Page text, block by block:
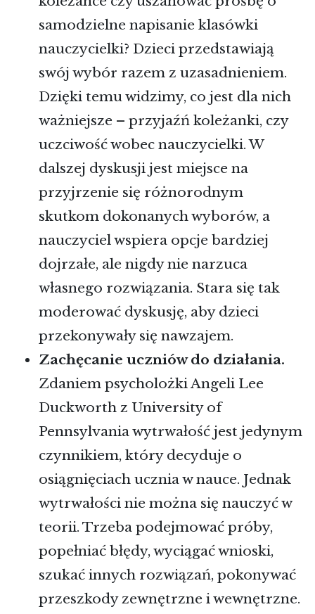
samodzielne napisanie klasówki
nauczycielki? Dzieci przedstawiają
swój wybór razem z uzasadnieniem.
Dzięki temu widzimy, co jest dla nich
ważniejsze – przyjaźń koleżanki, czy
uczciwość wobec nauczycielki. W
dalszej dyskusji jest miejsce na
przyjrzenie się różnorodnym
skutkom dokonanych wyborów, a
nauczyciel wspiera opcje bardziej
dojrzałe, ale nigdy nie narzuca
własnego rozwiązania. Stara się tak
moderować dyskusję, aby dzieci
przekonywały się nawzajem.
Zachęcanie uczniów do działania.
Zdaniem psycholożki Angeli Lee
Duckworth z University of
Pennsylvania wytrwałość jest jedynym
czynnikiem, który decyduje o
osiągnięciach ucznia w nauce. Jednak
wytrwałości nie można się nauczyć w
teorii. Trzeba podejmować próby,
popełniać błędy, wyciągać wnioski,
szukać innych rozwiązań, pokonywać
przeszkody zewnętrzne i wewnętrzne.